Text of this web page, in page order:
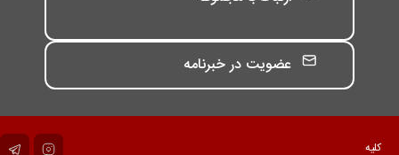
عضویت در خبرنامه
کلیه